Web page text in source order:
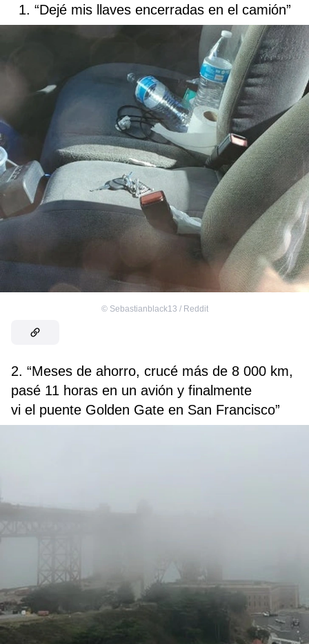
1. “Dejé mis llaves encerradas en el camión”
© Sebastianblack13 / Reddit
2. “Meses de ahorro, crucé más de 8 000 km,
pasé 11 horas en un avión y finalmente
vi el puente Golden Gate en San Francisco”